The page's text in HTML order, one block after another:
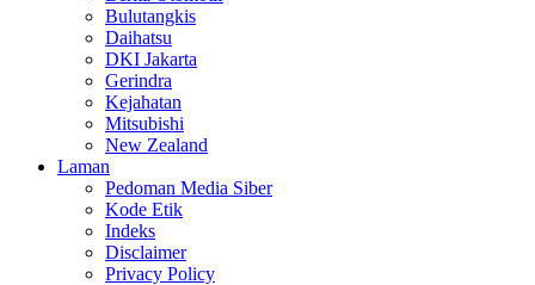
Bulutangkis
Daihatsu
DKI Jakarta
Gerindra
Kejahatan
Mitsubishi
New Zealand
Laman
Pedoman Media Siber
Kode Etik
Indeks
Disclaimer
Privacy Policy